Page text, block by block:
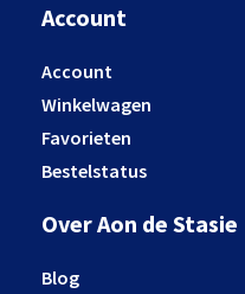
Account
Account
Winkelwagen
Favorieten
Bestelstatus
Over Aon de Stasie
Blog